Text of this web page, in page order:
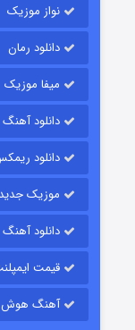
نواز موزیک
دانلود رمان
میفا موزیک
دانلود آهنگ
دانلود
موزیک
دانلود
قیمت
آهنگ هوش